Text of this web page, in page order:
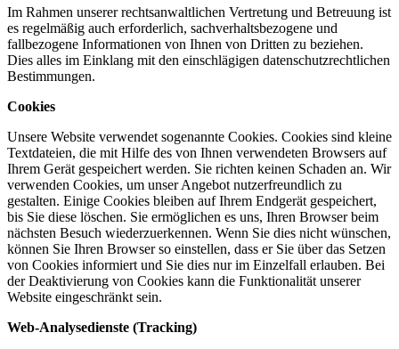
Im Rahmen unserer rechtsanwaltlichen Vertretung und Betreuung ist
es regelmäßig auch erforderlich, sachverhaltsbezogene und
fallbezogene Informationen von Ihnen von Dritten zu beziehen.
Dies alles im Einklang mit den einschlägigen datenschutzrechtlichen
Bestimmungen.
Cookies
Unsere Website verwendet sogenannte Cookies. Cookies sind kleine
Textdateien, die mit Hilfe des von Ihnen verwendeten Browsers auf
Ihrem Gerät gespeichert werden. Sie richten keinen Schaden an. Wir
verwenden Cookies, um unser Angebot nutzerfreundlich zu
gestalten. Einige Cookies bleiben auf Ihrem Endgerät gespeichert,
bis Sie diese löschen. Sie ermöglichen es uns, Ihren Browser beim
nächsten Besuch wiederzuerkennen. Wenn Sie dies nicht wünschen,
können Sie Ihren Browser so einstellen, dass er Sie über das Setzen
von Cookies informiert und Sie dies nur im Einzelfall erlauben. Bei
der Deaktivierung von Cookies kann die Funktionalität unserer
Website eingeschränkt sein.
Web-Analysedienste (Tracking)